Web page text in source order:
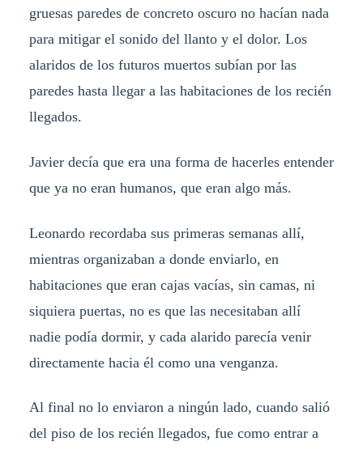
gruesas paredes de concreto oscuro no hacían nada
para mitigar el sonido del llanto y el dolor. Los
alaridos de los futuros muertos subían por las
paredes hasta llegar a las habitaciones de los recién
llegados.
Javier decía que era una forma de hacerles entender
que ya no eran humanos, que eran algo más.
Leonardo recordaba sus primeras semanas allí,
mientras organizaban a donde enviarlo, en
habitaciones que eran cajas vacías, sin camas, ni
siquiera puertas, no es que las necesitaban allí
nadie podía dormir, y cada alarido parecía venir
directamente hacia él como una venganza.
Al final no lo enviaron a ningún lado, cuando salió
del piso de los recién llegados, fue como entrar a